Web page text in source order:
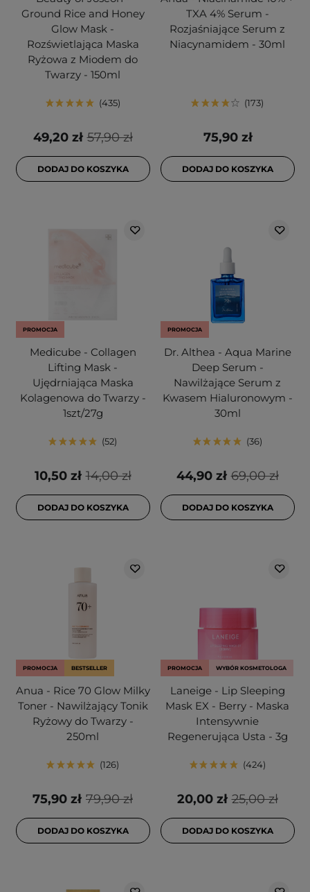
Ground Rice and Honey
Glow Mask -
Rozświetlająca Maska
Ryżowa z Miodem do
Twarzy - 150ml
435
57,90 zł
49,20 zł
DODAJ DO KOSZYKA
TXA 4% Serum -
Rozjaśniające Serum z
Niacynamidem - 30ml
173
75,90 zł
DODAJ DO KOSZYKA
PROMOCJA
Medicube - Collagen
Lifting Mask -
Ujędrniająca Maska
Kolagenowa do Twarzy -
1szt/27g
52
14,00 zł
10,50 zł
DODAJ DO KOSZYKA
PROMOCJA
Dr. Althea - Aqua Marine
Deep Serum -
Nawilżające Serum z
Kwasem Hialuronowym -
30ml
36
69,00 zł
44,90 zł
DODAJ DO KOSZYKA
PROMOCJA BESTSELLER
Anua - Rice 70 Glow Milky
Toner - Nawilżający Tonik
Ryżowy do Twarzy -
250ml
126
79,90 zł
75,90 zł
DODAJ DO KOSZYKA
PROMOCJA WYBÓR KOSMETOLOGA
Laneige - Lip Sleeping
Mask EX - Berry - Maska
Intensywnie
Regenerująca Usta - 3g
424
25,00 zł
20,00 zł
DODAJ DO KOSZYKA